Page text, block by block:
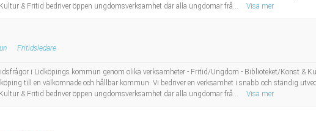
& Fritid bedriver öppen ungdomsverksamhet där alla ungdomar frå...
Visa mer
Fritidsledare
i Lidköpings kommun genom olika verksamheter - Fritid/Ungdom - Biblioteket/Konst &
till en välkomnade och hållbar kommun. Vi bedriver en verksamhet i snabb och ständig
& Fritid bedriver öppen ungdomsverksamhet där alla ungdomar frå...
Visa mer